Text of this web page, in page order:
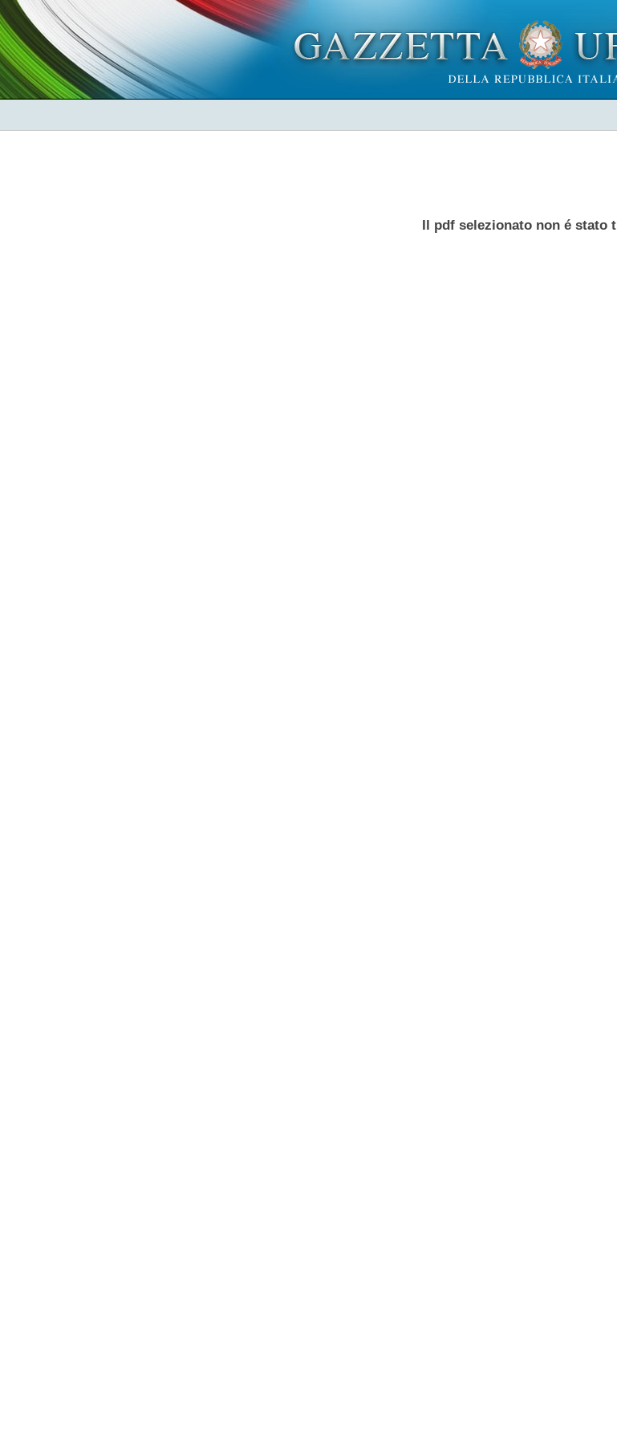
Il pdf selezionato non é stato